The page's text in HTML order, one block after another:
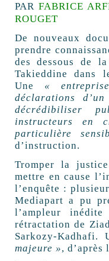
PAR FABRICE
ROUGET
De nouveaux
prendre
des dessous de
Takieddine dans
Une «
déclarations
décrédibiliser
instructeurs en
particulière
d’instruction.
Tromper la
mettre en cause
l’enquête :
Mediapart a pu
l’ampleur
rétractation de
Sarkozy-Kadhafi.
majeure », d’après